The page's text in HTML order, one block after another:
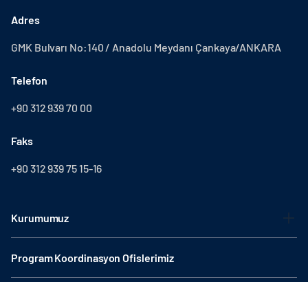
Adres
GMK Bulvarı No:140 / Anadolu Meydanı Çankaya/ANKARA
Telefon
+90 312 939 70 00
Faks
+90 312 939 75 15-16
Kurumumuz
Program Koordinasyon Ofislerimiz